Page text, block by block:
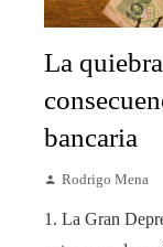
La
bancaria
Rodrigo Mena
1. La Gran